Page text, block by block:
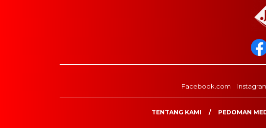
Facebook.com
TENTANG KAMI PEDOMAN